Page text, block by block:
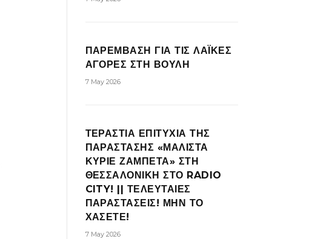
ΠΑΡΕΜΒΑΣΗ ΓΙΑ ΤΙΣ ΛΑΪΚΕΣ
ΑΓΟΡΕΣ ΣΤΗ ΒΟΥΛΗ
7 May 2026
ΤΕΡΑΣΤΙΑ ΕΠΙΤΥΧΙΑ ΤΗΣ
ΠΑΡΑΣΤΑΣΗΣ «ΜΑΛΙΣΤΑ
ΚΥΡΙΕ ΖΑΜΠΕΤΑ» ΣΤΗ
ΘΕΣΣΑΛΟΝΙΚΗ ΣΤΟ RADIO
CITY! || ΤΕΛΕΥΤΑΙΕΣ
ΠΑΡΑΣΤΑΣΕΙΣ! ΜΗΝ ΤΟ
ΧΑΣΕΤΕ!
7 May 2026